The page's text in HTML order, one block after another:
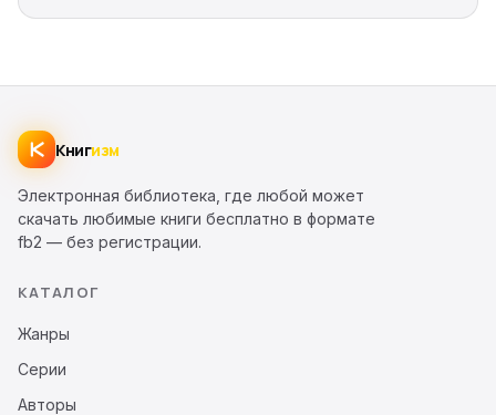
Книгизм
Электронная библиотека, где любой может
скачать любимые книги бесплатно в формате
fb2 — без регистрации.
КАТАЛОГ
Жанры
Серии
Авторы